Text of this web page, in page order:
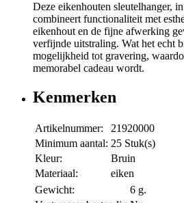
Deze eikenhouten sleutelhanger,
combineert functionaliteit met
eikenhout en de fijne afwerking
verfijnde uitstraling. Wat het echt
mogelijkheid tot gravering,
memorabel cadeau wordt.
Kenmerken
Artikelnummer:
21920000
Minimum aantal: 25 Stuk(s)
Kleur:
Bruin
Materiaal:
eiken
Gewicht:
6 g.